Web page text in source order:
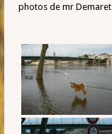
photos de mr Demaret